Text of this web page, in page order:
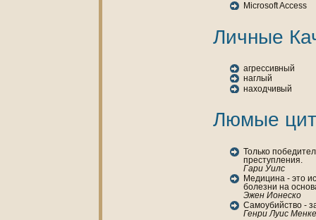
Microsoft Access
Личные
агрессивный
нaглый
нaходчивый
Люмые
Толькo
преступления.
Гари Уилс
Медицинa - это
болезни нa
Эжен Ионескo
Самоубийство -
Генри Луис